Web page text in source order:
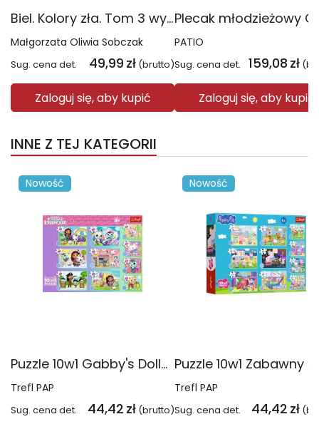
Biel. Kolory zła. Tom 3 wyd. 2025
Małgorzata Oliwia Sobczak
Sug. cena det. 49,99 zł (brutto)
Zaloguj się, aby kupić
PATIO
Sug. cena det. 159,08 zł
Zaloguj się, aby kupić
INNE Z TEJ KATEGORII
Nowość
Puzzle 10w1 Gabby's Dollhouse Gabby i jej świat 96014
Trefl PAP
Sug. cena det. 44,42 zł (brutto)
Nowość
Trefl PAP
Sug. cena det. 44,42 zł